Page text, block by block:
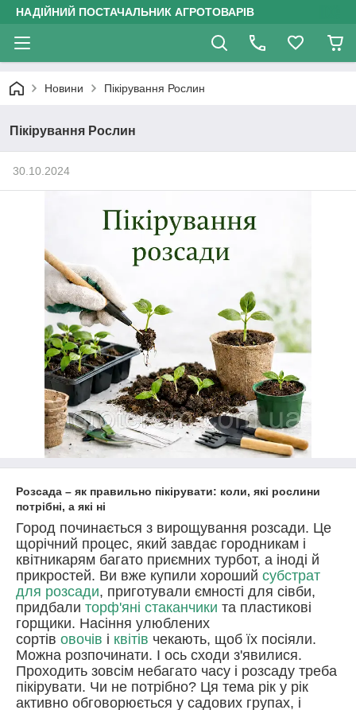
НАДІЙНИЙ ПОСТАЧАЛЬНИК АГРОТОВАРІВ
Новини Пікірування Рослин
Пікірування Рослин
30.10.2024
Розсада – як правильно пікірувати: коли, які рослини
потрібні, а які ні
Город починається з вирощування розсади. Це
щорічний процес, який завдає городникам і
квітникарям багато приємних турбот, а іноді й
прикростей. Ви вже купили хороший субстрат
для розсади, приготували ємності для сівби,
придбали торф'яні стаканчики та пластикові
горщики. Насіння улюблених
сортів овочів і квітів чекають, щоб їх посіяли.
Можна розпочинати. І ось сходи з'явилися.
Проходить зовсім небагато часу і розсаду треба
пікірувати. Чи не потрібно? Ця тема рік у рік
активно обговорюється у садових групах, і